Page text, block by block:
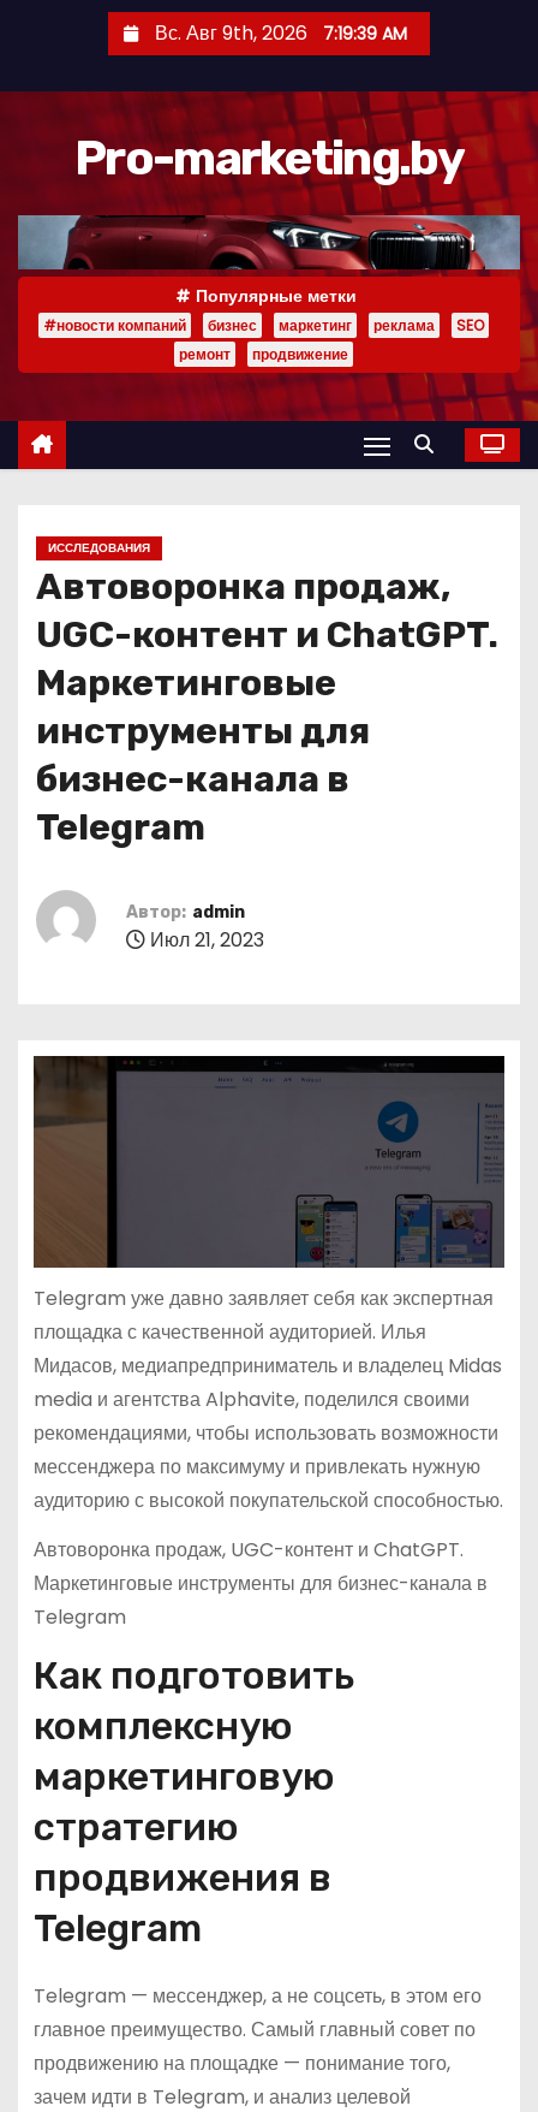
р
Вс. Авг 9th, 2026 7:19:40 AM
Pro-marketing.by
Популярные метки
#новости компаний бизнес маркетинг реклама
SEO
ремонт
продвижение
ИССЛЕДОВАНИЯ
Автоворонка продаж,
UGC-контент и ChatGPT.
Маркетинговые
инструменты для
бизнес-канала в
Telegram
Автор: admin
Июл 21, 2023
Telegram уже давно заявляет себя как экспертная
площадка с качественной аудиторией. Илья
Мидасов, медиапредприниматель и владелец Midas
media и агентства Alphavite, поделился своими
рекомендациями, чтобы использовать возможности
мессенджера по максимуму и привлекать нужную
аудиторию с высокой покупательской способностью.
Автоворонка продаж, UGC-контент и ChatGPT.
Маркетинговые инструменты для бизнес-канала в
Telegram
Как подготовить
комплексную
маркетинговую
стратегию
продвижения в
Telegram
Telegram — мессенджер, а не соцсеть, в этом его
главное преимущество. Самый главный совет по
продвижению на площадке — понимание того,
зачем идти в Telegram, и анализ целевой